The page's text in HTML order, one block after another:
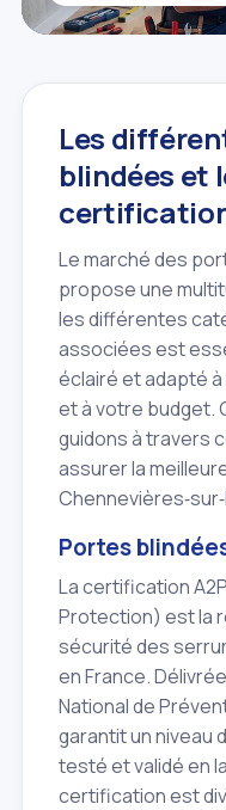
Les
blindées et
Le marché des
propose une
les différentes
associées est
éclairé et adapté
et à votre budget.
guidons à travers
assurer la
Portes
La certification
Protection) est la
sécurité des
en France.
National de
garantit un niveau
testé et validé en
certification est